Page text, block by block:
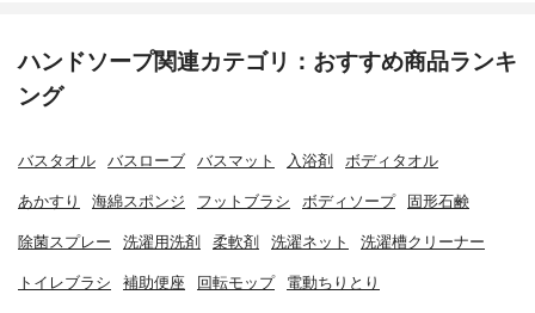
ハンドソープ関連カテゴリ：おすすめ商品ランキ
ング
バスタオル バスローブ バスマット 入浴剤 ボディタオル
あかすり 海綿スポンジ フットブラシ ボディソープ 固形石鹸
除菌スプレー 洗濯用洗剤 柔軟剤 洗濯ネット 洗濯槽クリーナー
トイレブラシ 補助便座 回転モップ 電動ちりとり